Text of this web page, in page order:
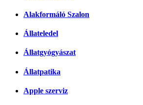
Alakformáló Szalon
Állateledel
Állatgyógyászat
Állatpatika
Apple szerviz